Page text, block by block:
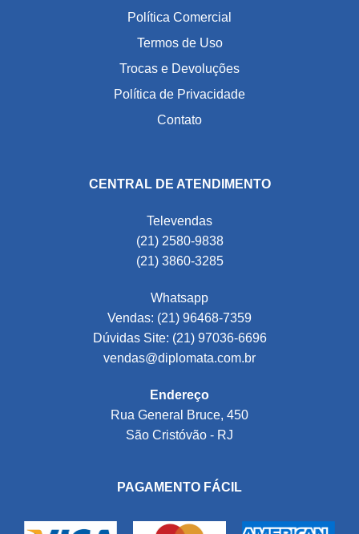
Política Comercial
Termos de Uso
Trocas e Devoluções
Política de Privacidade
Contato
CENTRAL DE ATENDIMENTO
Televendas
(21) 2580-9838
(21) 3860-3285
Whatsapp
Vendas: (21) 96468-7359
Dúvidas Site: (21) 97036-6696
vendas@diplomata.com.br
Endereço
Rua General Bruce, 450
São Cristóvão - RJ
PAGAMENTO FÁCIL